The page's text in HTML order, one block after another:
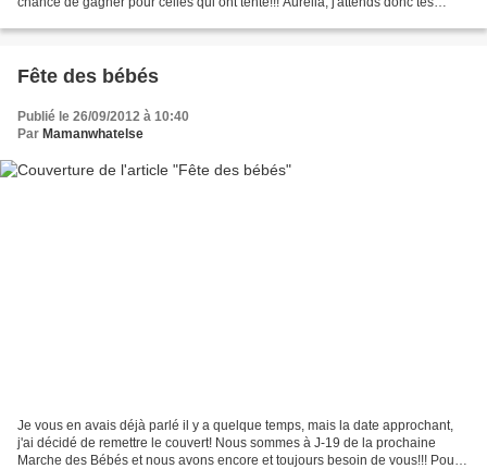
Fête des bébés
Publié le 26/09/2012 à 10:40
Par Mamanwhatelse
Je vous en avais déjà parlé il y a quelque temps, mais la date approchant,
j'ai décidé de remettre le couvert! Nous sommes à J-19 de la prochaine
Marche des Bébés et nous avons encore et toujours besoin de vous!!! Pour